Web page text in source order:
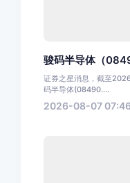
骏码半导体（
证券之星消息，截至
码半导体(08490....
2026-08-07